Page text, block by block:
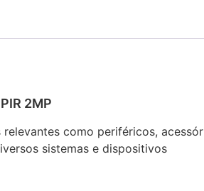
2MP
como periféricos,
sistemas e dispositivos